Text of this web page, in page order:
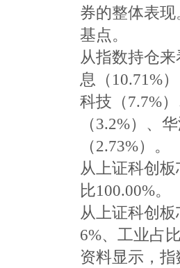
券的整体表现
基点。
从指数持仓
息（10.71%
科技（7.7%
（3.2%）、
（2.73%）。
从上证科创
比100.00%。
从上证科创
6%、工业占
资料显示，